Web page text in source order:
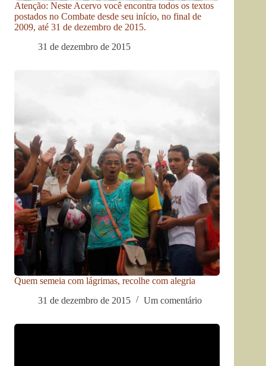
Atenção: Neste Acervo você encontra todos os textos
postados no Combate desde seu início, no final de
2009, até 31 de dezembro de 2015.
31 de dezembro de 2015
Quem semeia com lágrimas, recolhe com alegria
31 de dezembro de 2015
Um comentário